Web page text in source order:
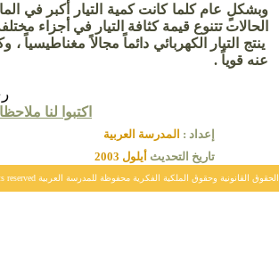
وبشكلٍ عام كلما كانت كمية التيار أكبر في
الحالات تتنوع قيمة كثافة التيار في أجزاء
ينتج التيار الكهربائي دائماً مجالاً مغناطيسياً ، و
عنه قوياً .
اكتبوا لنا
إعداد : المدرسة العربية
تاريخ التحديث أيلول 2003
SchoolArabia. All rights reserved الحقوق القانونية وحقوق الملكية الفكرية محفوظة للمدرسة العربية